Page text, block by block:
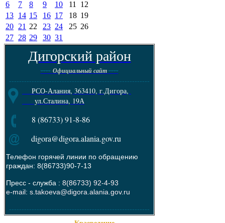
6
7 8 9 10 11
12
13 14 15 16 17 18 19
20 21 22 23 24 25 26
27 28 29 30 31
Дигорский район
---- Официальный сайт----
--------------------------------------------------------
РСО-Алания, 363410, г.Дигора,
ул.Сталина, 19А
8 (86733) 91-8-86
digora@digora.alania.gov.ru
Телефон горячей линии по обращению
граждан: 8(86733)90-7-13
Пресс - служба : 8(86733) 92-4-93
e-mail: s.takoeva@digora.alania.gov.ru
--------------------------------------------------------